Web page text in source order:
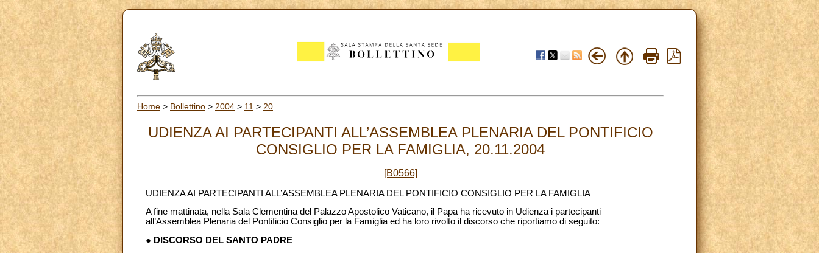
Home > Bollettino > 2004 > 11 > 20
UDIENZA AI PARTECIPANTI ALL’ASSEMBLEA PLENARIA DEL PONTIFICIO
CONSIGLIO PER LA FAMIGLIA, 20.11.2004
[B0566]
UDIENZA AI PARTECIPANTI ALL’ASSEMBLEA PLENARIA DEL PONTIFICIO CONSIGLIO PER LA FAMIGLIA
A fine mattinata, nella Sala Clementina del Palazzo Apostolico Vaticano, il Papa ha ricevuto in Udienza i partecipanti
all’Assemblea Plenaria del Pontificio Consiglio per la Famiglia ed ha loro rivolto il discorso che riportiamo di seguito:
● DISCORSO DEL SANTO PADRE